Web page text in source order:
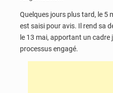
Quelques jours plus tard, le 5
est saisi pour avis. Il rend sa
le 13 mai, apportant un cadre
processus engagé.